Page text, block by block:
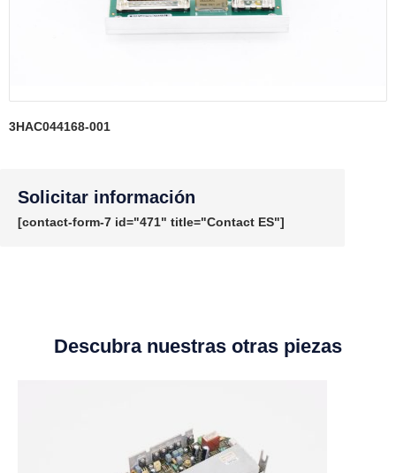
3HAC044168-001
Solicitar información
[contact-form-7 id="471" title="Contact ES"]
Descubra nuestras otras piezas